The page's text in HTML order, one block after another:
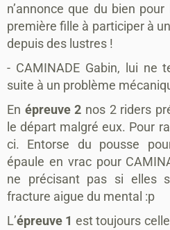
n’annonce que du bien
première fille à participer à
depuis des lustres !
- CAMINADE Gabin, lui ne
suite à un problème
En épreuve 2 nos 2 riders
le départ malgré eux. Pour
ci. Entorse du pousse
épaule en vrac pour
ne précisant pas si elles
fracture aigue du mental :p
L’épreuve 1 est toujours